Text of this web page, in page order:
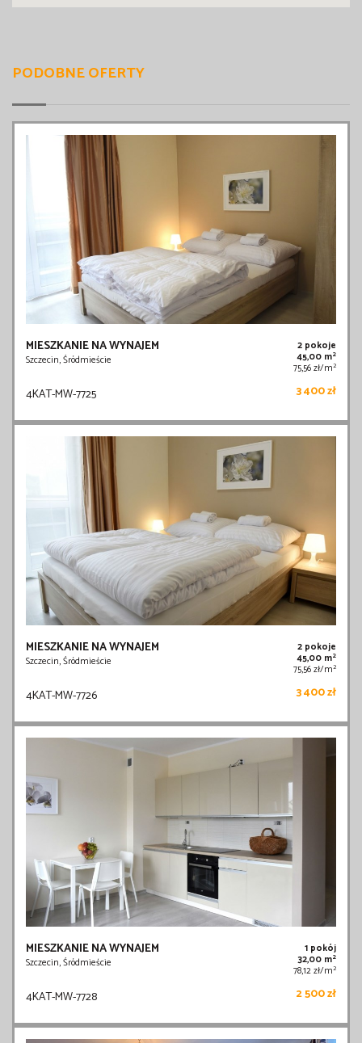
PODOBNE OFERTY
MIESZKANIE NA WYNAJEM
Szczecin, Śródmieście
2 pokoje
45,00 m2
75,56 zł/m2
4KAT-MW-7725 3 400 zł
MIESZKANIE NA WYNAJEM
Szczecin, Śródmieście
2 pokoje
45,00 m2
75,56 zł/m2
4KAT-MW-7726 3 400 zł
MIESZKANIE NA WYNAJEM
Szczecin, Śródmieście
1 pokój
32,00 m2
78,12 zł/m2
4KAT-MW-7728 2 500 zł